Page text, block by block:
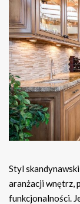
Styl
aranżacji wnętrz,
funkcjonalności.